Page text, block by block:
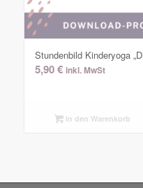
Stundenbild Kinderyoga
5,90€ inkl. MwSt
In den Warenkorb